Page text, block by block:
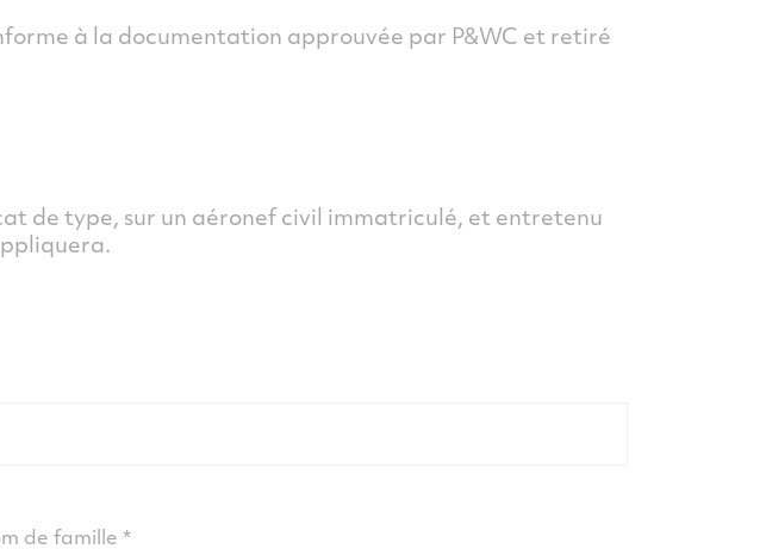
à la documentation approuvée par P&WC et retiré
de type, sur un aéronef civil immatriculé, et entretenu
de famille